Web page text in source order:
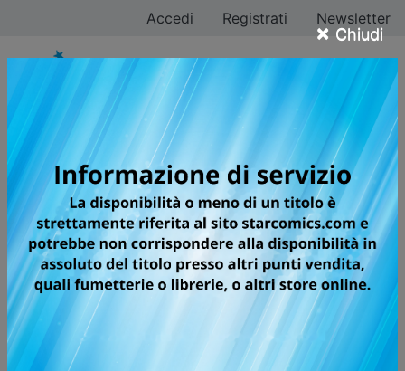
× Chiudi
Accedi Registrati Newsletter
Hideyoshi Andou
Tutti i fumetti